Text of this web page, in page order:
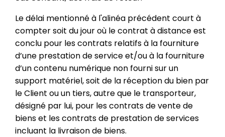
Le délai mentionné à l'alinéa précédent court à
compter soit du jour où le contrat à distance est
conclu pour les contrats relatifs à la fourniture
d’une prestation de service et/ou à la fourniture
d’un contenu numérique non fourni sur un
support matériel, soit de la réception du bien par
le Client ou un tiers, autre que le transporteur,
désigné par lui, pour les contrats de vente de
biens et les contrats de prestation de services
incluant la livraison de biens.